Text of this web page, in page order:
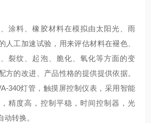
涂料、橡胶材料在模拟由太阳光、雨
人工加速试验，用来评估材料在褪色、
裂纹、起泡、脆化、氧化等方面的变
方的改进、产品性格的提供提供依据。
340灯管，触摸屏控制仪表，采用智能
精度高，控制平稳，时间控制器，光
转换。